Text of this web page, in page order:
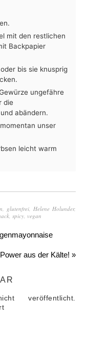
mit den restlichen
Backpapier
bis sie knusprig
ungefähre
die
abändern.
unser
leicht warm
, glutenfrei, Helene Holunder,
,spicy, vegan
aus der Kälte! »
veröffentlicht.